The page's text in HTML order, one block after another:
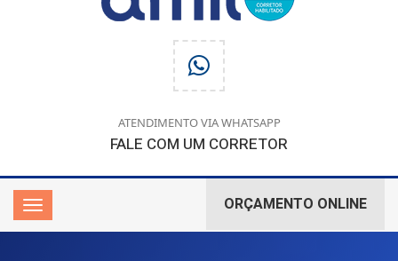
ATENDIMENTO VIA WHATSAPP
FALE COM UM CORRETOR
ORÇAMENTO ONLINE